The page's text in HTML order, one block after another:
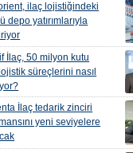
ilaç lojistiğindeki
depo yatırımlarıyla
İlaç, 50 milyon kutu
süreçlerini nasıl
İlaç tedarik zinciri
yeni seviyelere